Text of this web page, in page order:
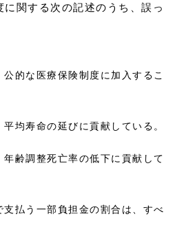
関する次の記述のうち、誤っ
的な医療保険制度に加入するこ
均寿命の延びに貢献している。
年齢調整死亡率の低下に貢献して
支払う一部負担金の割合は、すべ